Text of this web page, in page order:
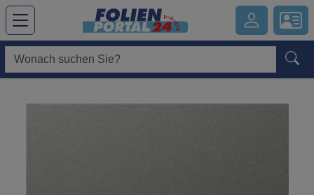
Hauptregion der Seite anspringen